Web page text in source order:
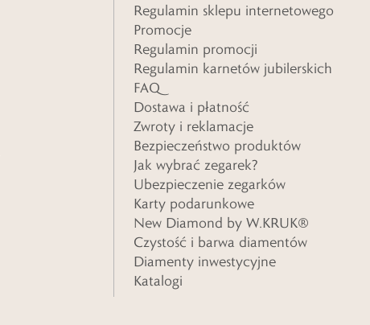
Regulamin sklepu internetowego
Promocje
Regulamin promocji
Regulamin karnetów jubilerskich
FAQ
Dostawa i płatność
Zwroty i reklamacje
Bezpieczeństwo produktów
Jak wybrać zegarek?
Ubezpieczenie zegarków
Karty podarunkowe
New Diamond by W.KRUK®
Czystość i barwa diamentów
Diamenty inwestycyjne
Katalogi